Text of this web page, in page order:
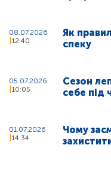
08.07.2026
12:40
Як
спеку
05.07.2026
10:05
Сезон
себе під
01.07.2026
14:34
Чому